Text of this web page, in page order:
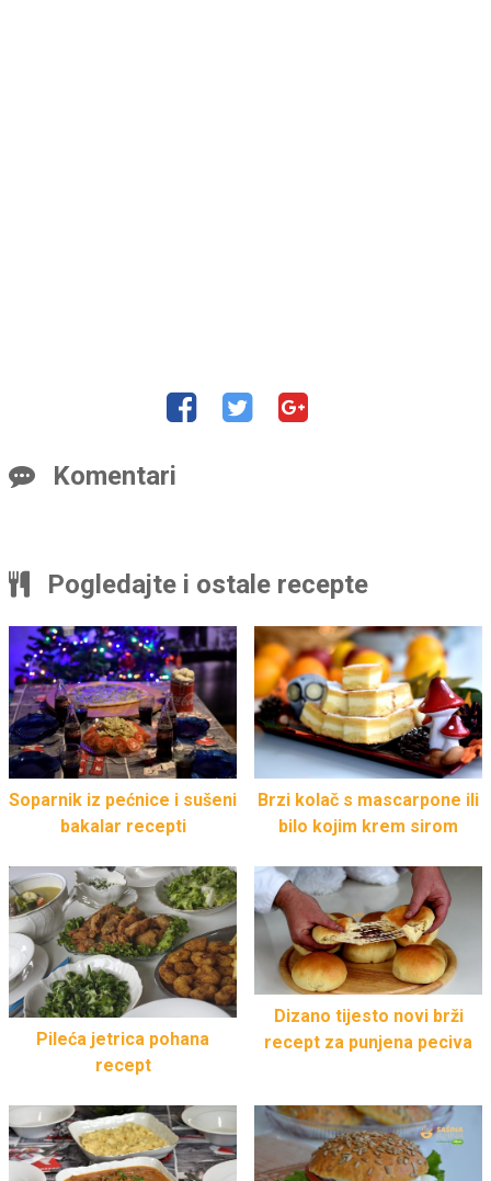
Komentari
Pogledajte i ostale recepte
Soparnik iz pećnice i sušeni
bakalar recepti
Brzi kolač s mascarpone ili
bilo kojim krem sirom
Pileća jetrica pohana
recept
Dizano tijesto novi brži
recept za punjena peciva